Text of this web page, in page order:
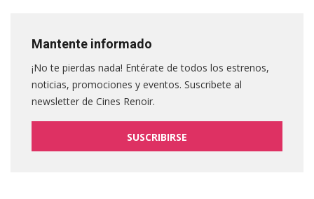
Mantente informado
¡No te pierdas nada! Entérate de todos los estrenos,
noticias, promociones y eventos. Suscribete al
newsletter de Cines Renoir.
SUSCRIBIRSE